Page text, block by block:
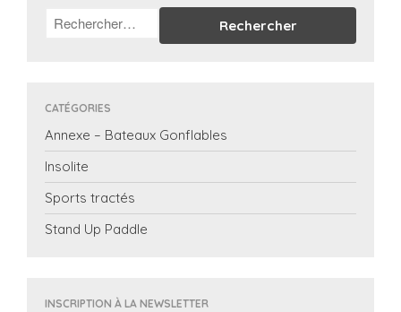
CATÉGORIES
Annexe – Bateaux Gonflables
Insolite
Sports tractés
Stand Up Paddle
INSCRIPTION À LA NEWSLETTER